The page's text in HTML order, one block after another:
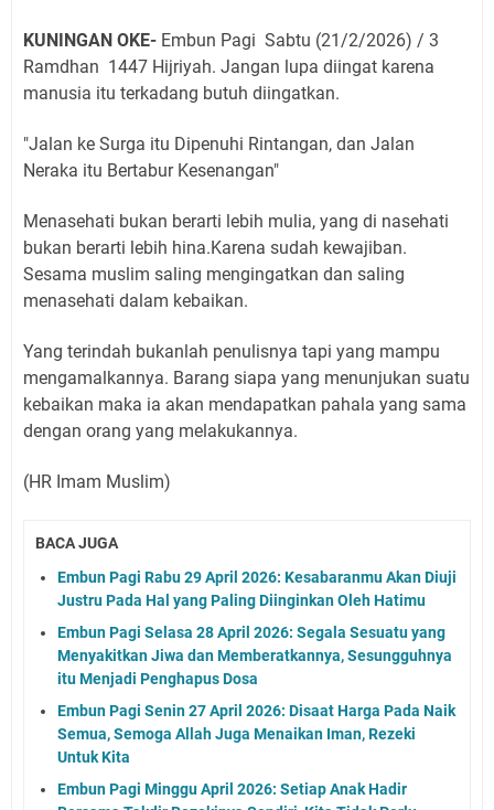
KUNINGAN OKE- Embun Pagi Sabtu (21/2/2026) / 3
Ramdhan 1447 Hijriyah. Jangan lupa diingat karena
manusia itu terkadang butuh diingatkan.
"Jalan ke Surga itu Dipenuhi Rintangan, dan Jalan
Neraka itu Bertabur Kesenangan"
Menasehati bukan berarti lebih mulia, yang di nasehati
bukan berarti lebih hina.Karena sudah kewajiban.
Sesama muslim saling mengingatkan dan saling
menasehati dalam kebaikan.
Yang terindah bukanlah penulisnya tapi yang mampu
mengamalkannya. Barang siapa yang menunjukan suatu
kebaikan maka ia akan mendapatkan pahala yang sama
dengan orang yang melakukannya.
(HR Imam Muslim)
BACA JUGA
Embun Pagi Rabu 29 April 2026: Kesabaranmu Akan Diuji
Justru Pada Hal yang Paling Diinginkan Oleh Hatimu
Embun Pagi Selasa 28 April 2026: Segala Sesuatu yang
Menyakitkan Jiwa dan Memberatkannya, Sesungguhnya
itu Menjadi Penghapus Dosa
Embun Pagi Senin 27 April 2026: Disaat Harga Pada Naik
Semua, Semoga Allah Juga Menaikan Iman, Rezeki
Untuk Kita
Embun Pagi Minggu April 2026: Setiap Anak Hadir